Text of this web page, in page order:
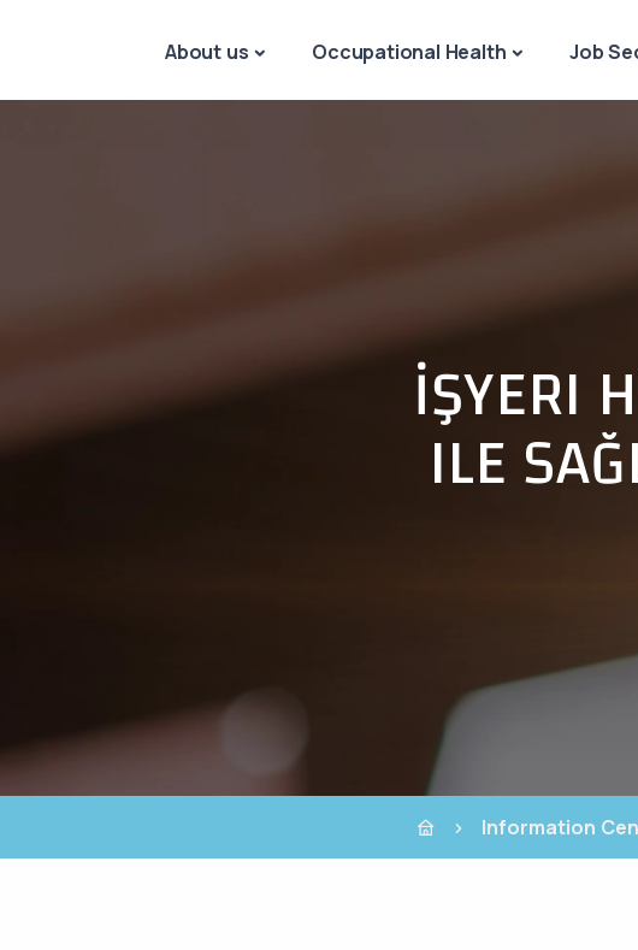
About us Occupational Health Job
İŞYERI
ILE
Information